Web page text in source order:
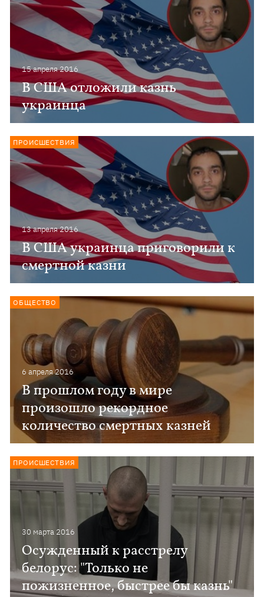
15 апреля 2016
В США отложили казнь
украинца
13 апреля 2016
В США украинца приговорили к
смертной казни
ПРОИСШЕСТВИЯ
6 апреля 2016
В прошлом году в мире
произошло рекордное
количество смертных казней
ОБЩЕСТВО
30 марта 2016
Осужденный к расстрелу
белорус: "Только не
пожизненное, быстрее бы казнь"
ПРОИСШЕСТВИЯ